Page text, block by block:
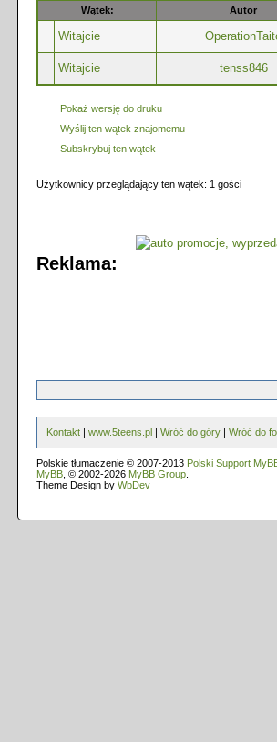
Wątek: Autor
Witajcie
Witajcie tenss846
Pokaż wersję do druku
Wyślij ten wątek znajomemu
Subskrybuj ten wątek
Użytkownicy przeglądający ten wątek: 1 gości
Reklama:
Kontakt | www.5teens.pl | Wróć do góry | Wróć do
Polskie tłumaczenie © 2007-2013 Polski Support
MyBB , © 2002-2026 MyBB Group
Theme Design by WbDev